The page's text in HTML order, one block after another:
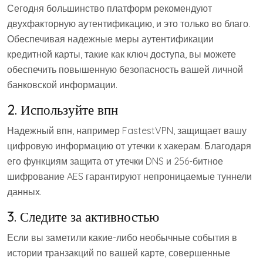
Сегодня большинство платформ рекомендуют
двухфакторную аутентификацию, и это только во благо.
Обеспечивая надежные меры аутентификации
кредитной карты, такие как ключ доступа, вы можете
обеспечить повышенную безопасность вашей личной
банковской информации.
2. Используйте впн
Надежный впн, например FastestVPN, защищает вашу
цифровую информацию от утечки к хакерам. Благодаря
его функциям защита от утечки DNS и 256-битное
шифрование AES гарантируют непроницаемые туннели
данных.
3. Следите за активностью
Если вы заметили какие-либо необычные события в
истории транзакций по вашей карте, совершенные